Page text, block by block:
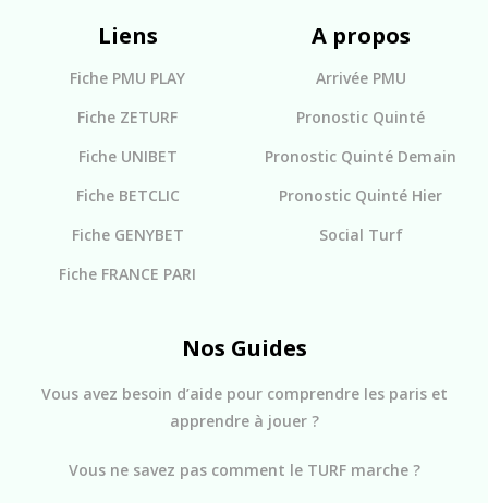
Liens
Fiche PMU PLAY
Fiche ZETURF
Fiche UNIBET
Fiche BETCLIC
Fiche GENYBET
Fiche FRANCE PARI
A propos
Arrivée PMU
Pronostic Quinté
Pronostic Quinté Demain
Pronostic Quinté Hier
Social Turf
Nos Guides
Vous avez besoin d’aide pour comprendre les paris et
apprendre à jouer ?
Vous ne savez pas comment le TURF marche ?